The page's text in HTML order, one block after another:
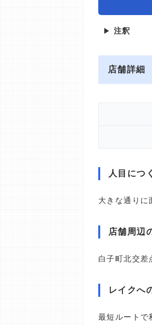
▶ 注釈
店舗詳細
人目につ
大きな通りに
店舗周辺
白子町北交差
レイクへ
最短ルートで